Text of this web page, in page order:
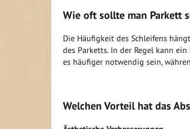
Wie oft sollte man Parkett
Die Häufigkeit des Schleifens
des Parketts. In der Regel kann
es häufiger notwendig sein,
Welchen Vorteil hat das